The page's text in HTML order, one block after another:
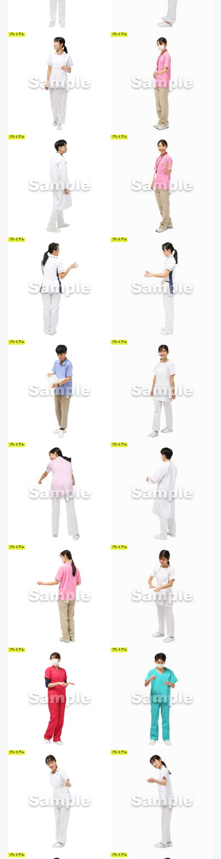
プレミアム プレミアム
プレミアム プレミアム
プレミアム プレミアム
プレミアム プレミアム
プレミアム プレミアム
プレミアム プレミアム
プレミアム プレミアム
プレミアム プレミアム
プレミアム プレミアム